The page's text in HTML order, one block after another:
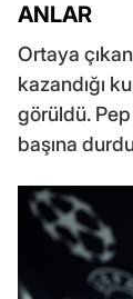
ANLAR
Ortaya
kazandığı
görüldü. Pep
başına